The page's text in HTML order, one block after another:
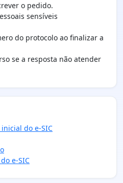
o pedido.
sensíveis
do protocolo ao finalizar a
se a resposta não atender
do e-SIC
e-SIC